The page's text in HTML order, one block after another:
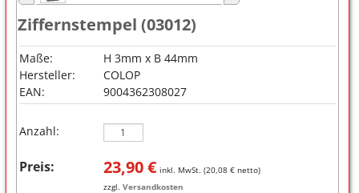
Ziffernstempel (03012)
Maße:
H 3mm x B 44mm
Hersteller:
COLOP
EAN:
9004362308027
Anzahl:
Preis: 23,90€ inkl. MwSt. (20,08€ netto)
zzgl. Versandkosten